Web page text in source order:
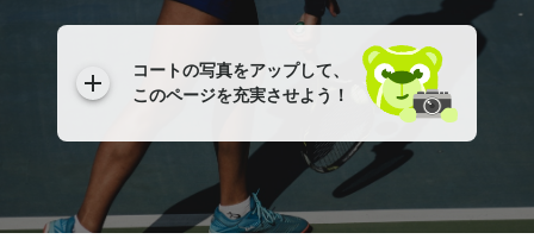
コートの写真をアップして、
このページを充実させよう！